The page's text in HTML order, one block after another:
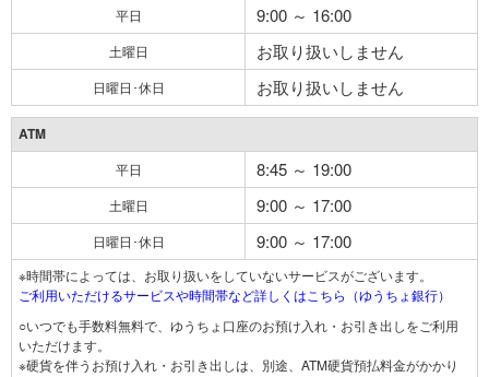
平日 9:00 ～ 16:00
土曜日 お取り扱いしません
日曜日･休日 お取り扱いしません
ATM
平日 8:45 ～ 19:00
土曜日 9:00 ～ 17:00
日曜日･休日 9:00 ～ 17:00
※時間帯によっては、お取り扱いをしていないサービスがございます。
ご利用いただけるサービスや時間帯など詳しくはこちら（ゆうちょ銀行）
○いつでも手数料無料で、ゆうちょ口座のお預け入れ・お引き出しをご利用
いただけます。
※硬貨を伴うお預け入れ・お引き出しは、別途、ATM硬貨預払料金がかかり